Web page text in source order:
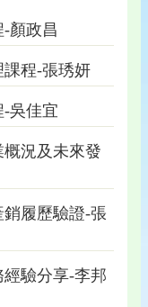
顏政昌
程-張琇妍
吳佳宜
況及未來發
履歷驗證-張
驗分享-李邦